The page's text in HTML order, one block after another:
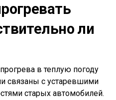
ли
в теплую погоду
связаны с устаревшими
старых автомобилей.